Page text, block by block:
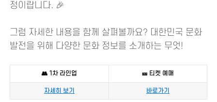
정이랍니다. 🎉
그럼 자세한 내용을 함께 살펴볼까요? 대한민국 문화
발전을 위해 다양한 문화 정보를 소개하는 무엇!
👥 1차 라인업 🎫 티켓 예매
자세히 보기 바로가기